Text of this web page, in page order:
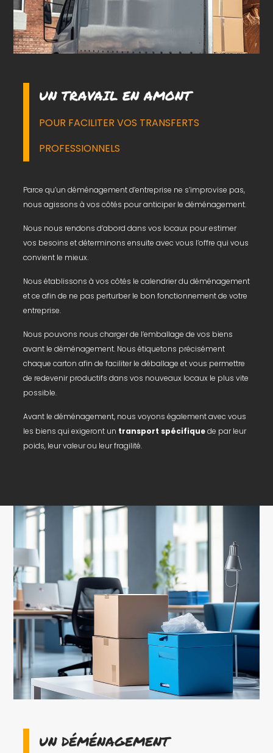
UN TRAVAIL EN AMONT
POUR FACILITER VOS TRANSFERTS
PROFESSIONNELS
Parce qu’un déménagement d’entreprise ne s’improvise pas,
nous agissons à vos côtés pour anticiper le déménagement.
Nous nous rendons d’abord dans vos locaux pour estimer
vos besoins et déterminons ensuite avec vous l’offre qui vous
convient le mieux.
Nous établissons à vos côtés le calendrier du déménagement
et ce afin de ne pas perturber le bon fonctionnement de votre
entreprise.
Nous pouvons nous charger de l’emballage de vos biens
avant le déménagement. Nous étiquetons précisément
chaque carton afin de faciliter le déballage et vous permettre
de redevenir productifs dans vos nouveaux locaux le plus vite
possible.
Avant le déménagement, nous voyons également avec vous
les biens qui exigeront un transport spécifiquede par leur
poids, leur valeur ou leur fragilité.
UN DÉMÉNAGEMENT